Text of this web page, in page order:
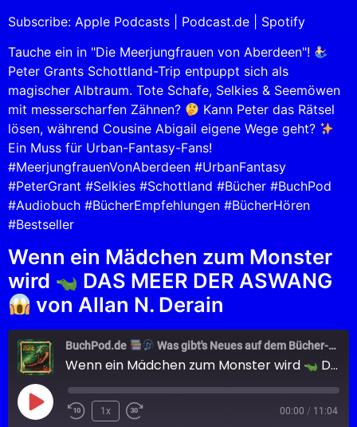
RSS FEED
EMBED
Subscribe: Apple Podcasts Podcast.de
Spotify
Tauche ein in "Die Meerjungfrauen von Aberdeen"!
Peter Grants Schottland-Trip entpuppt sich als
magischer Albtraum. Tote Schafe, Selkies & Seemöwen
mit messerscharfen Zähnen?
Kann Peter das Rätsel
lösen, während Cousine Abigail eigene Wege geht?
Ein Muss für Urban-Fantasy-Fans!
#MeerjungfrauenVonAberdeen #UrbanFantasy
#PeterGrant #Selkies #Schottland #Bücher #BuchPod
#Audiobuch #BücherEmpfehlungen #BücherHören
#Bestseller
Wenn ein Mädchen zum Monster
wird
DAS MEER DER ASWANG
von Allan N. Derain
BuchPod.de Was gibt's Neues auf dem Bücher-Markt?
Wenn ein Mädchen zum Monster wird DAS MEER DER ASWANG
1x 00:00 / 11:04